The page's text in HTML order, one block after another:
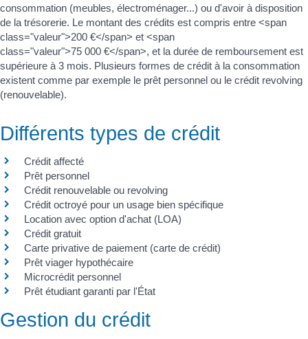
consommation (meubles, électroménager...) ou d'avoir à disposition
de la trésorerie. Le montant des crédits est compris entre <span
class="valeur">200 €</span> et <span
class="valeur">75 000 €</span>, et la durée de remboursement est
supérieure à 3 mois. Plusieurs formes de crédit à la consommation
existent comme par exemple le prêt personnel ou le crédit revolving
(renouvelable).
Différents types de crédit
Crédit affecté
Prêt personnel
Crédit renouvelable ou revolving
Crédit octroyé pour un usage bien spécifique
Location avec option d'achat (LOA)
Crédit gratuit
Carte privative de paiement (carte de crédit)
Prêt viager hypothécaire
Microcrédit personnel
Prêt étudiant garanti par l'État
Gestion du crédit